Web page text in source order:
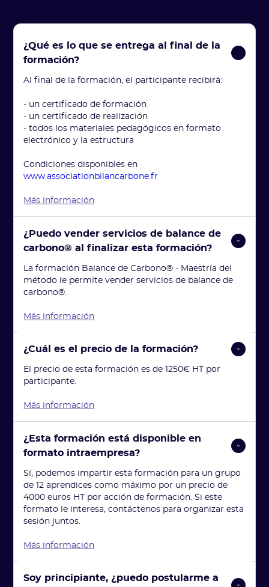
¿Qué es lo que se entrega al final de la
formación?
Al final de la formación, el participante recibirá:
- un certificado de formación
- un certificado de realización
- todos los materiales pedagógicos en formato
electrónico y la estructura
Condiciones disponibles en
www.associationbilancarbone.fr
Más información
¿Puedo vender servicios de balance de
carbono® al finalizar esta formación?
La formación Balance de Carbono® - Maestría del
método le permite vender servicios de balance de
carbono®.
Más información
¿Cuál es el precio de la formación?
El precio de esta formación es de 1250€ HT por
participante.
Más información
¿Esta formación está disponible en
formato intraempresa?
Sí, podemos impartir esta formación para un grupo
de 12 aprendices como máximo por un precio de
4000 euros HT por acción de formación. Si este
formato le interesa, contáctenos para organizar esta
sesión juntos.
Más información
Soy principiante, ¿puedo postularme a